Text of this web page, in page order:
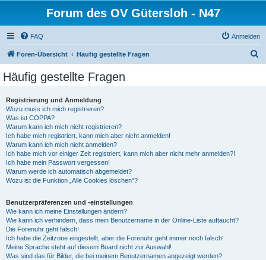
Forum des OV Gütersloh - N47
FAQ Anmelden
Foren-Übersicht Häufig gestellte Fragen
Häufig gestellte Fragen
Registrierung und Anmeldung
Wozu muss ich mich registrieren?
Was ist COPPA?
Warum kann ich mich nicht registrieren?
Ich habe mich registriert, kann mich aber nicht anmelden!
Warum kann ich mich nicht anmelden?
Ich habe mich vor einiger Zeit registriert, kann mich aber nicht mehr anmelden?!
Ich habe mein Passwort vergessen!
Warum werde ich automatisch abgemeldet?
Wozu ist die Funktion „Alle Cookies löschen“?
Benutzerpräferenzen und -einstellungen
Wie kann ich meine Einstellungen ändern?
Wie kann ich verhindern, dass mein Benutzername in der Online-Liste auftaucht?
Die Forenuhr geht falsch!
Ich habe die Zeitzone eingestellt, aber die Forenuhr geht immer noch falsch!
Meine Sprache steht auf diesem Board nicht zur Auswahl!
Was sind das für Bilder, die bei meinem Benutzernamen angezeigt werden?